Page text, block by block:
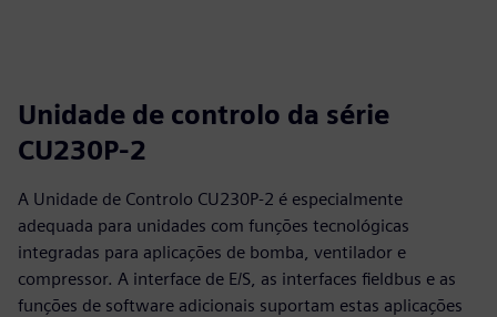
Unidade de controlo da série
CU230P-2
A Unidade de Controlo CU230P-2 é especialmente
adequada para unidades com funções tecnológicas
integradas para aplicações de bomba, ventilador e
compressor. A interface de E/S, as interfaces fieldbus e as
funções de software adicionais suportam estas aplicações